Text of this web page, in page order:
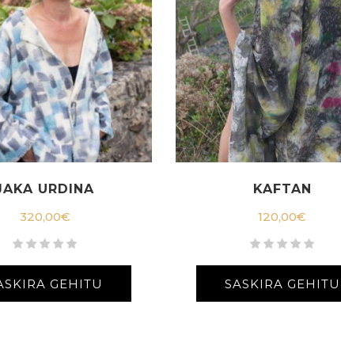
URDINA
320,00€
GEHITU
KAFTAN
120,00€
SASKIRA GEHITU